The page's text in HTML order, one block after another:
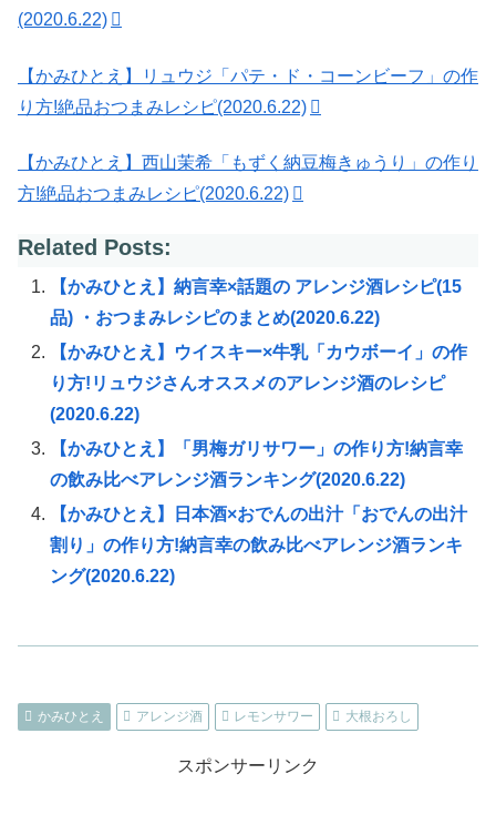
(2020.6.22)
【かみひとえ】リュウジ「パテ・ド・コーンビーフ」の作
り方!絶品おつまみレシピ(2020.6.22)
【かみひとえ】西山茉希「もずく納豆梅きゅうり」の作り
方!絶品おつまみレシピ(2020.6.22)
Related Posts:
【かみひとえ】納言幸×話題の アレンジ酒レシピ(15
品) ・おつまみレシピのまとめ(2020.6.22)
【かみひとえ】ウイスキー×牛乳「カウボーイ」の作
り方!リュウジさんオススメのアレンジ酒のレシピ
(2020.6.22)
【かみひとえ】「男梅ガリサワー」の作り方!納言幸
の飲み比べアレンジ酒ランキング(2020.6.22)
【かみひとえ】日本酒×おでんの出汁「おでんの出汁
割り」の作り方!納言幸の飲み比べアレンジ酒ランキ
ング(2020.6.22)
かみひとえ アレンジ酒 レモンサワー 大根おろし
スポンサーリンク